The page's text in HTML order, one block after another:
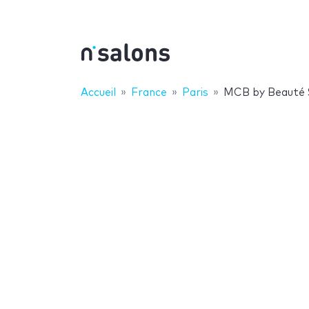
Accueil France Paris MCB by Beauté